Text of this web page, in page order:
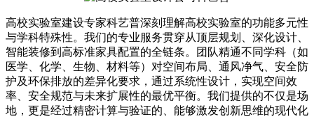
高校实验室建设专家科艺普深刻理解高校实验室的功能多元性
与学科特殊性。我们的专业服务贯穿从顶层规划、深化设计、
智能装修到高标准家具配置的全链条。团队精通不同学科（如
医学、化学、生物、材料等）对空间布局、通风净气、安全防
护及环保排放的差异化要求，通过系统性设计，实现空间效
率、安全规范与未来扩展性的最优平衡。我们提供的不仅是场
地，更是经过精密计算与验证的、能够激发创新思维的现代化